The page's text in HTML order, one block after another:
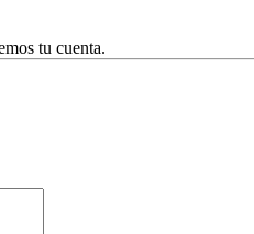
tu cuenta.